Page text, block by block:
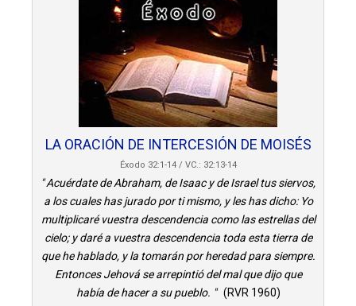
LA ORACIÓN DE INTERCESIÓN DE MOISÉS
Éxodo 32:1-14 / VC.: 32:13-14
" Acuérdate de Abraham, de Isaac y de Israel tus siervos,
a los cuales has jurado por ti mismo, y les has dicho: Yo
multiplicaré vuestra descendencia como las estrellas del
cielo; y daré a vuestra descendencia toda esta tierra de
que he hablado, y la tomarán por heredad para siempre.
Entonces Jehová se arrepintió del mal que dijo que
había de hacer a su pueblo. "(RVR 1960)